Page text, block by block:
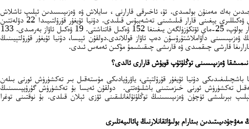
بەك مەمنۇن بولمىدى. ئۇ، ئاخىرقى قارارنى ، سايلاش ۋە ۋەزىپىسىدىن ئېلىپ تاشلاش
ھوقۇقىغا ئىگە قۇرۇلتاي ۋەكىللىرى يېغىنى قارار قىلىشىنى تەشەببۇس قىلىدى. دۇنيا ئۇيغۇر قۇرۇلتىيىدا 22 دۆلەتتىن
كەلگەن 203 ۋەكىل بار بولۇپ، 25-ماي ئۆتكۈزۈلگەن يىغىنغا 152 ۋەكىل قاتناشتى. 19 ۋەكىل ئاۋاز بەرمىدى. 133
ۋەزىپىسىنى داۋاملاشتۇرۇسۇن دەپ ئاۋاز قوللاندى.دولقۇن ئېيسا، دۇنيا ئۇيغۇر قۇرۇلتېيىنىڭ
قارارىغا قارشى چىقمىدى ۋە قارىشى چىقىشىمۇ مۇكىن ئەمەس ئىدى.
ۋەزىپىسىنى توڭلۇتۇپ قويۇش قارارى ئالدى؟
باشچىلىغىدىكى دۇنيا ئۇيغۇر قۇرۇلتېتى، ياۋرۇپادىكى مۇستەقىل بىر تەكشۈرۈش ئورنى بىلەن
تەكشۈرۈش ئورنى خىزمىتىنى باشلىۋەتتى. دولقۇن ئەيسا بۇ تەكشۈرۈش گۇرۇپپىسىنىڭ
بېرىلىشى ئۈچۈن ۋەزىپىسىنىڭ توڭلۇتۇلغانلىقىنى ئۆزى ئېلان قىلدى. بۇ نوقتىنى توغرا
مەۋجۇدىيىتىدىن بىئارام بولىۋاتقانلارنىڭ پائالىيەتلىرى